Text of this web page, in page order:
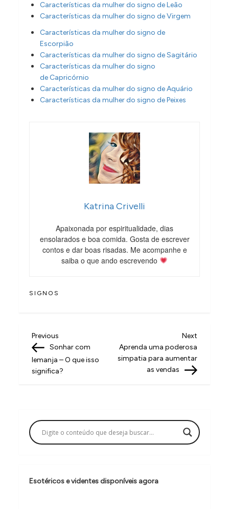
Características da mulher do signo de Leão
Características da mulher do signo de Virgem
Características da mulher do signo de
Escorpião
Características da mulher do signo de Sagitário
Características da mulher do signo
de Capricórnio
Características da mulher do signo de Aquário
Características da mulher do signo de Peixes
Katrina Crivelli
Apaixonada por espiritualidade, dias
ensolarados e boa comida. Gosta de escrever
contos e dar boas risadas. Me acompanhe e
saiba o que ando escrevendo
SIGNOS
N
a
v
a
ç
o
d
Previous
Post
Previous
Sonhar com
Iemanja – O que isso
significa?
Next
Post
Next
Aprenda uma poderosa
simpatia para aumentar
as vendas
Esotéricos e videntes disponíveis agora